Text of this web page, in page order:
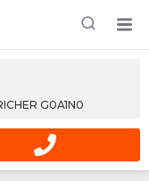
/ Rabais /
G0A1N0